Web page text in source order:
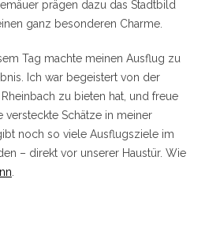
prägen dazu das Stadtbild
ganz besonderen Charme.
Tag machte meinen Ausflug zu
Ich war begeistert von der
zu bieten hat, und freue
versteckte Schätze in meiner
noch so viele Ausflugsziele im
– direkt vor unserer Haustür. Wie